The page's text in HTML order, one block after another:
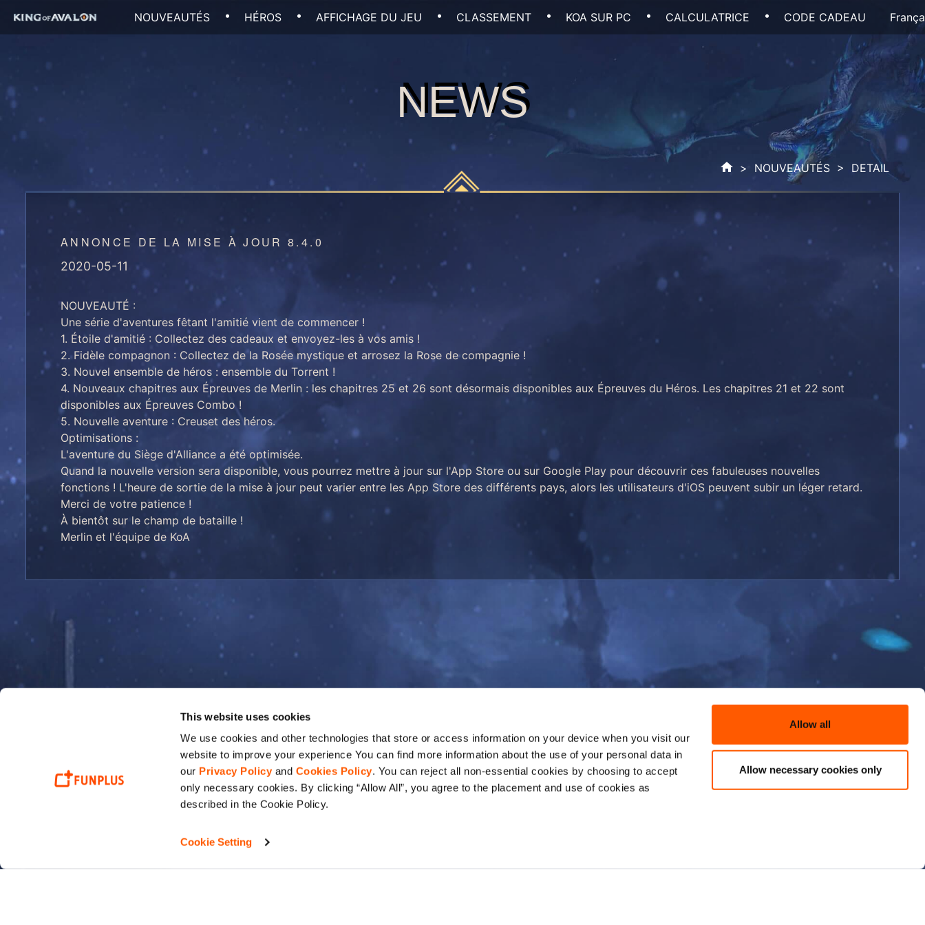
This website uses cookies
We use cookies and other technologies that store or access information on your device when you visit our
website to improve your experience You can find more information about the use of your personal data in
our Privacy Policy and Cookies Policy. You can reject all non-essential cookies by choosing to accept
only necessary cookies. By clicking “Allow All”, you agree to the placement and use of cookies as
described in the Cookie Policy.
Cookie Setting
Allow all
Allow necessary cookies only
NOUVEAUTÉS HÉROS AFFICHAGE DU JEU CLASSEMENT KOA SUR PC CALCULATRICE CODE CADEAU
NEWS
NEWS
> NOUVEAUTÉS > DETAIL
ANNONCE DE LA MISE À JOUR 8.4.0
2020-05-11
NOUVEAUTÉ :
Une série d'aventures fêtant l'amitié vient de commencer !
1. Étoile d'amitié : Collectez des cadeaux et envoyez-les à vos amis !
2. Fidèle compagnon : Collectez de la Rosée mystique et arrosez la Rose de compagnie !
3. Nouvel ensemble de héros : ensemble du Torrent !
4. Nouveaux chapitres aux Épreuves de Merlin : les chapitres 25 et 26 sont désormais disponibles aux Épreuves du Héros. Les chapitres 21 et 22 sont
disponibles aux Épreuves Combo !
5. Nouvelle aventure : Creuset des héros.
Optimisations :
L'aventure du Siège d'Alliance a été optimisée.
Quand la nouvelle version sera disponible, vous pourrez mettre à jour sur l'App Store ou sur Google Play pour découvrir ces fabuleuses nouvelles
fonctions ! L'heure de sortie de la mise à jour peut varier entre les App Store des différents pays, alors les utilisateurs d'iOS peuvent subir un léger retard.
Merci de votre patience !
À bientôt sur le champ de bataille !
Merlin et l'équipe de KoA